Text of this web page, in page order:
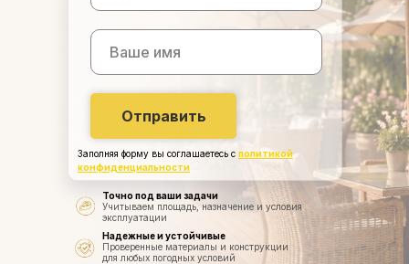
Отправить
Заполняя форму вы соглашаетесь с политикой
конфиденциальности
Точно под ваши задачи
Учитываем площадь, назначение и условия
эксплуатации
Надежные и устойчивые
Проверенные материалы и конструкции
для любых погодных условий